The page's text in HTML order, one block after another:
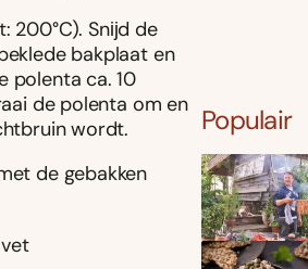
200°C). Snĳd de
bakplaat en
polenta ca. 10
de polenta om en
wordt.
de gebakken
Populair